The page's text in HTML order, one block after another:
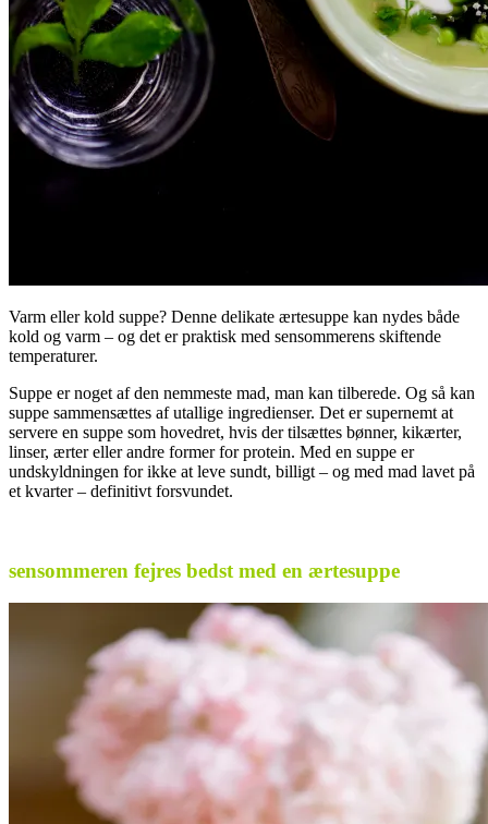
Varm eller kold suppe? Denne delikate ærtesuppe kan nydes både
kold og varm – og det er praktisk med sensommerens skiftende
temperaturer.
Suppe er noget af den nemmeste mad, man kan tilberede. Og så kan
suppe sammensættes af utallige ingredienser. Det er supernemt at
servere en suppe som hovedret, hvis der tilsættes bønner, kikærter,
linser, ærter eller andre former for protein. Med en suppe er
undskyldningen for ikke at leve sundt, billigt – og med mad lavet på
et kvarter – definitivt forsvundet.
sensommeren fejres bedst med en ærtesuppe